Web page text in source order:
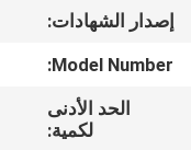
عرض
الواقع
الافتراضي
إصدار الشهادات:
Model Number:
الحد الأدنى
لكمية: